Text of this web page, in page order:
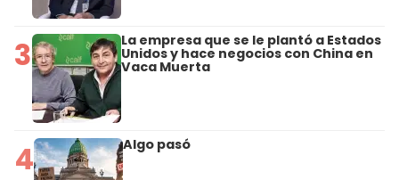
3 La empresa que se le plantó a Estados
Unidos y hace negocios con China en
Vaca Muerta
4 Algo pasó